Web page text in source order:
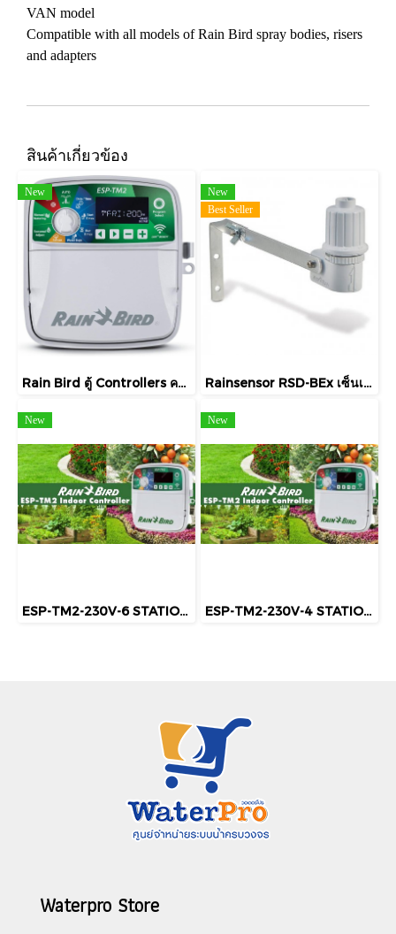
VAN model
Compatible with all models of Rain Bird spray bodies, risers
and adapters
สินค้าเกี่ยวข้อง
New
Rain Bird ตู้ Controllers ควบคุมระบบรดน้ำอัตโนมัติ 8 สถานี รุ่น ESP-TM2 INDOOR เพิ่มโมดุลไม่ได้
New
Best Seller
Rainsensor RSD-BEx เซ็นเซอร์ตรวจจับปริมาณน้ำฝน
New
ESP-TM2-230V-6 STATION INDOOR Controllers 6 สถานี เพิ่มโมดุลไม่ได้
New
ESP-TM2-230V-4 STATION INDOOR Controllers 4สถานี เพิ่มโมดุลไม่ได้
Waterpro Store